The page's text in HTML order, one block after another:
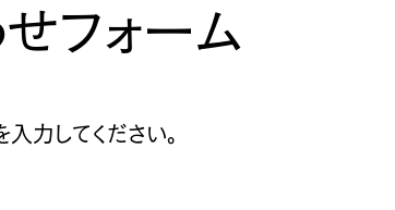
フォーム
力してください。